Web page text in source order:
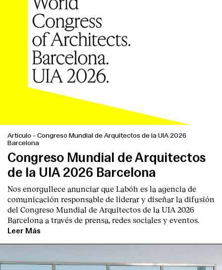
Artículo - Congreso Mundial de Arquitectos de la UIA 2026
Barcelona
Congreso Mundial de Arquitectos
de la UIA 2026 Barcelona
Nos enorgullece anunciar que Labóh es la agencia de
comunicación responsable de liderar y diseñar la difusión
del Congreso Mundial de Arquitectos de la UIA 2026
Barcelona a través de prensa, redes sociales y eventos.
Leer Más